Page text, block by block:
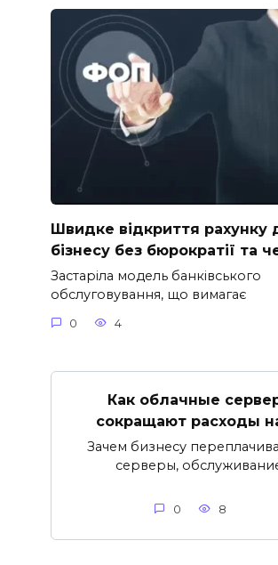
Швидке відкриття рахунку
бізнесу без бюрократії та
Застаріла модель банківського
обслуговування, що вимагає
0 4
Как облачные
сокращают расходы
Зачем бизнесу
серверы,
0 8